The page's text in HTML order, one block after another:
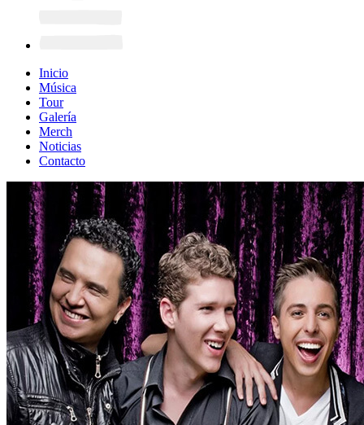
Inicio
Música
Tour
Galería
Merch
Noticias
Contacto